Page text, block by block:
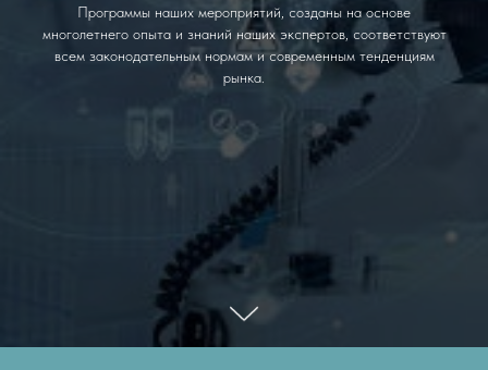
Программы наших мероприятий, созданы на основе
многолетнего опыта и знаний наших экспертов, соответствуют
всем законодательным нормам и современным тенденциям
рынка.